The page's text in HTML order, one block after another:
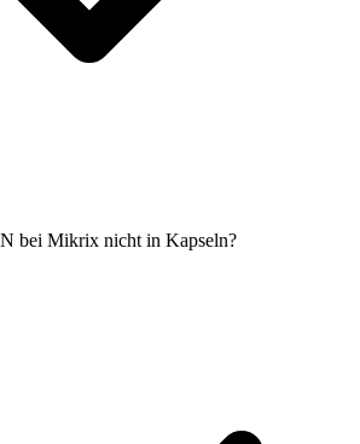
bei Mikrix nicht in Kapseln?